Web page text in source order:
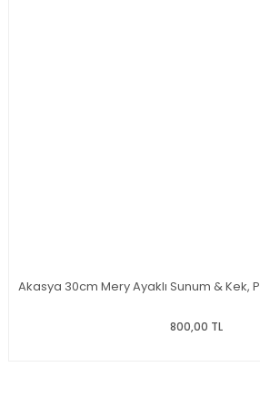
Akasya 30cm Mery Ayaklı Sunum & Kek,
800,00 TL